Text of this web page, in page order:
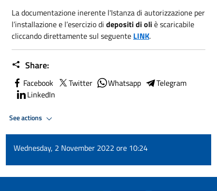
La documentazione inerente l'Istanza di autorizzazione per
l’installazione e l’esercizio di depositi di oliè scaricabile
cliccando direttamente sul seguente LINK.
Share:
Facebook Twitter Whatsapp
Telegram
LinkedIn
See actions
Wednesday, 2 November 2022 ore 10:24